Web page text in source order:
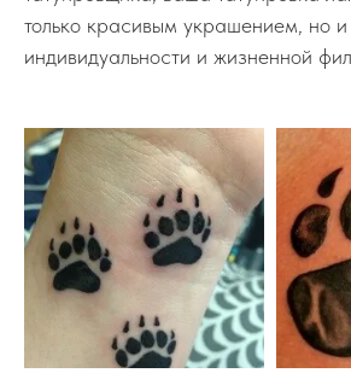
только красивым украшением, но
индивидуальности и жизненной